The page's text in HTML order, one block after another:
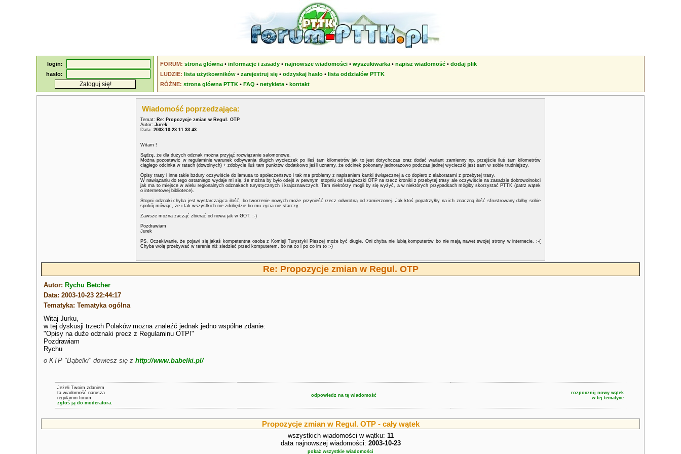
login:
hasło:
FORUM: strona główna • informacje i zasady • najnowsze wiadomości • wyszukiwarka • napisz wiadomość • dodaj plik
LUDZIE: lista użytkowników • zarejestruj się • odzyskaj hasło • lista oddziałów PTTK
RÓŻNE: strona główna PTTK • FAQ • netykieta • kontakt
Wiadomość poprzedzająca:
Temat: Re: Propozycje zmian w Regul. OTP
Autor: Jurek
Data: 2003-10-23 11:33:43
Witam !
Sądzę, że dla dużych odznak można przyjąć rozwiązanie salomonowe.
Można pozostawić w regulaminie warunek odbywania długich wycieczek po ileś tam kilometrów jak to jest dotychczas oraz dodać wariant zamienny np. przejście iluś tam kilometrów
ciągłego odcinka w ratach (dowolnych) + zdobycie iluś tam punktów dodatkowo jeśli uznamy, że odcinek pokonany jednorazowo podczas jednej wycieczki jest sam w sobie trudniejszy.
Opisy trasy i inne takie bzdury oczywiście do lamusa to społeczeństwo i tak ma problemy z napisaniem kartki świątecznej a co dopiero z elaboratami z przebytej trasy.
W nawiązaniu do tego ostatniego wydaje mi się, że można by było odejś w pewnym stopniu od książeczki OTP na rzecz kroniki z przebytej trasy ale oczywiście na zasadzie dobrowolności
jak ma to miejsce w wielu regionalnych odznakach turystycznych i krajoznawczych. Tam niektórzy mogli by się wyżyć, a w niektórych przypadkach mógłby skorzystać PTTK (patrz wątek
o internetowej bibliotece).
Stopni odznaki chyba jest wystarczająca ilość, bo tworzenie nowych może przynieść rzecz odwrotną od zamierzonej. Jak ktoś popatrzyłby na ich znaczną ilość sfrustrowany dałby sobie
spokój mówiąc, że i tak wszystkich nie zdobędzie bo mu życia nie starczy.
Zawsze można zacząć zbierać od nowa jak w GOT. :-)
Pozdrawiam
Jurek
PS. Oczekiwanie, że pojawi się jakaś kompetentna osoba z Komisji Turystyki Pieszej może być długie. Oni chyba nie lubią komputerów bo nie mają nawet swojej strony w internecie. :-(
Chyba wolą przebywać w terenie niż siedzieć przed komputerem, bo na co i po co im to :-)
Re: Propozycje zmian w Regul. OTP
Autor: Rychu Betcher
Data: 2003-10-23 22:44:17
Tematyka: Tematyka ogólna
Witaj Jurku,
w tej dyskusji trzech Polaków można znaleźć jednak jedno wspólne zdanie:
"Opisy na duże odznaki precz z Regulaminu OTP!"
Pozdrawiam
Rychu
o KTP "Bąbelki" dowiesz się z http://www.babelki.pl/
Jeżeli Twoim zdaniem
ta wiadomość narusza
regulamin forum
zgłoś ją do moderatora.
odpowiedz na tę wiadomość
rozpocznij nowy wątek
w tej tematyce
Propozycje zmian w Regul. OTP - cały wątek
wszystkich wiadomości w wątku: 11
data najnowszej wiadomości: 2003-10-23
pokaż wszystkie wiadomości